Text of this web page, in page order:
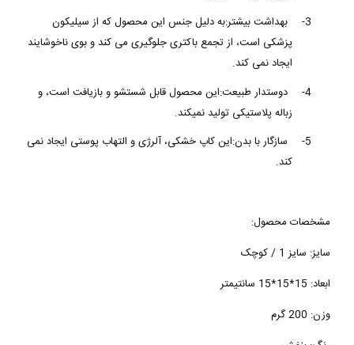
3-
بهداشت بیشتر:به دلیل جنس این محصول که از سیلیکون
پزشکی است، از تجمع باکتری جلوگیری می کند و بوی ناخوشایند
ایجاد نمی کند.
4-
دوستدار طبیعت:این محصول قابل شستشو و بازیافت است، و
زباله پلاستیکی تولید نمیکند.
5-
سازگار با بدن:این کاپ خشکی، آلرژی و التهاب پوستی ایجاد نمی
کند.
مشخصات محصول:
سایز: سایز 1 / کوچک
ابعاد: 15*15*15 سانتیمتر
وزن: 200 گرم